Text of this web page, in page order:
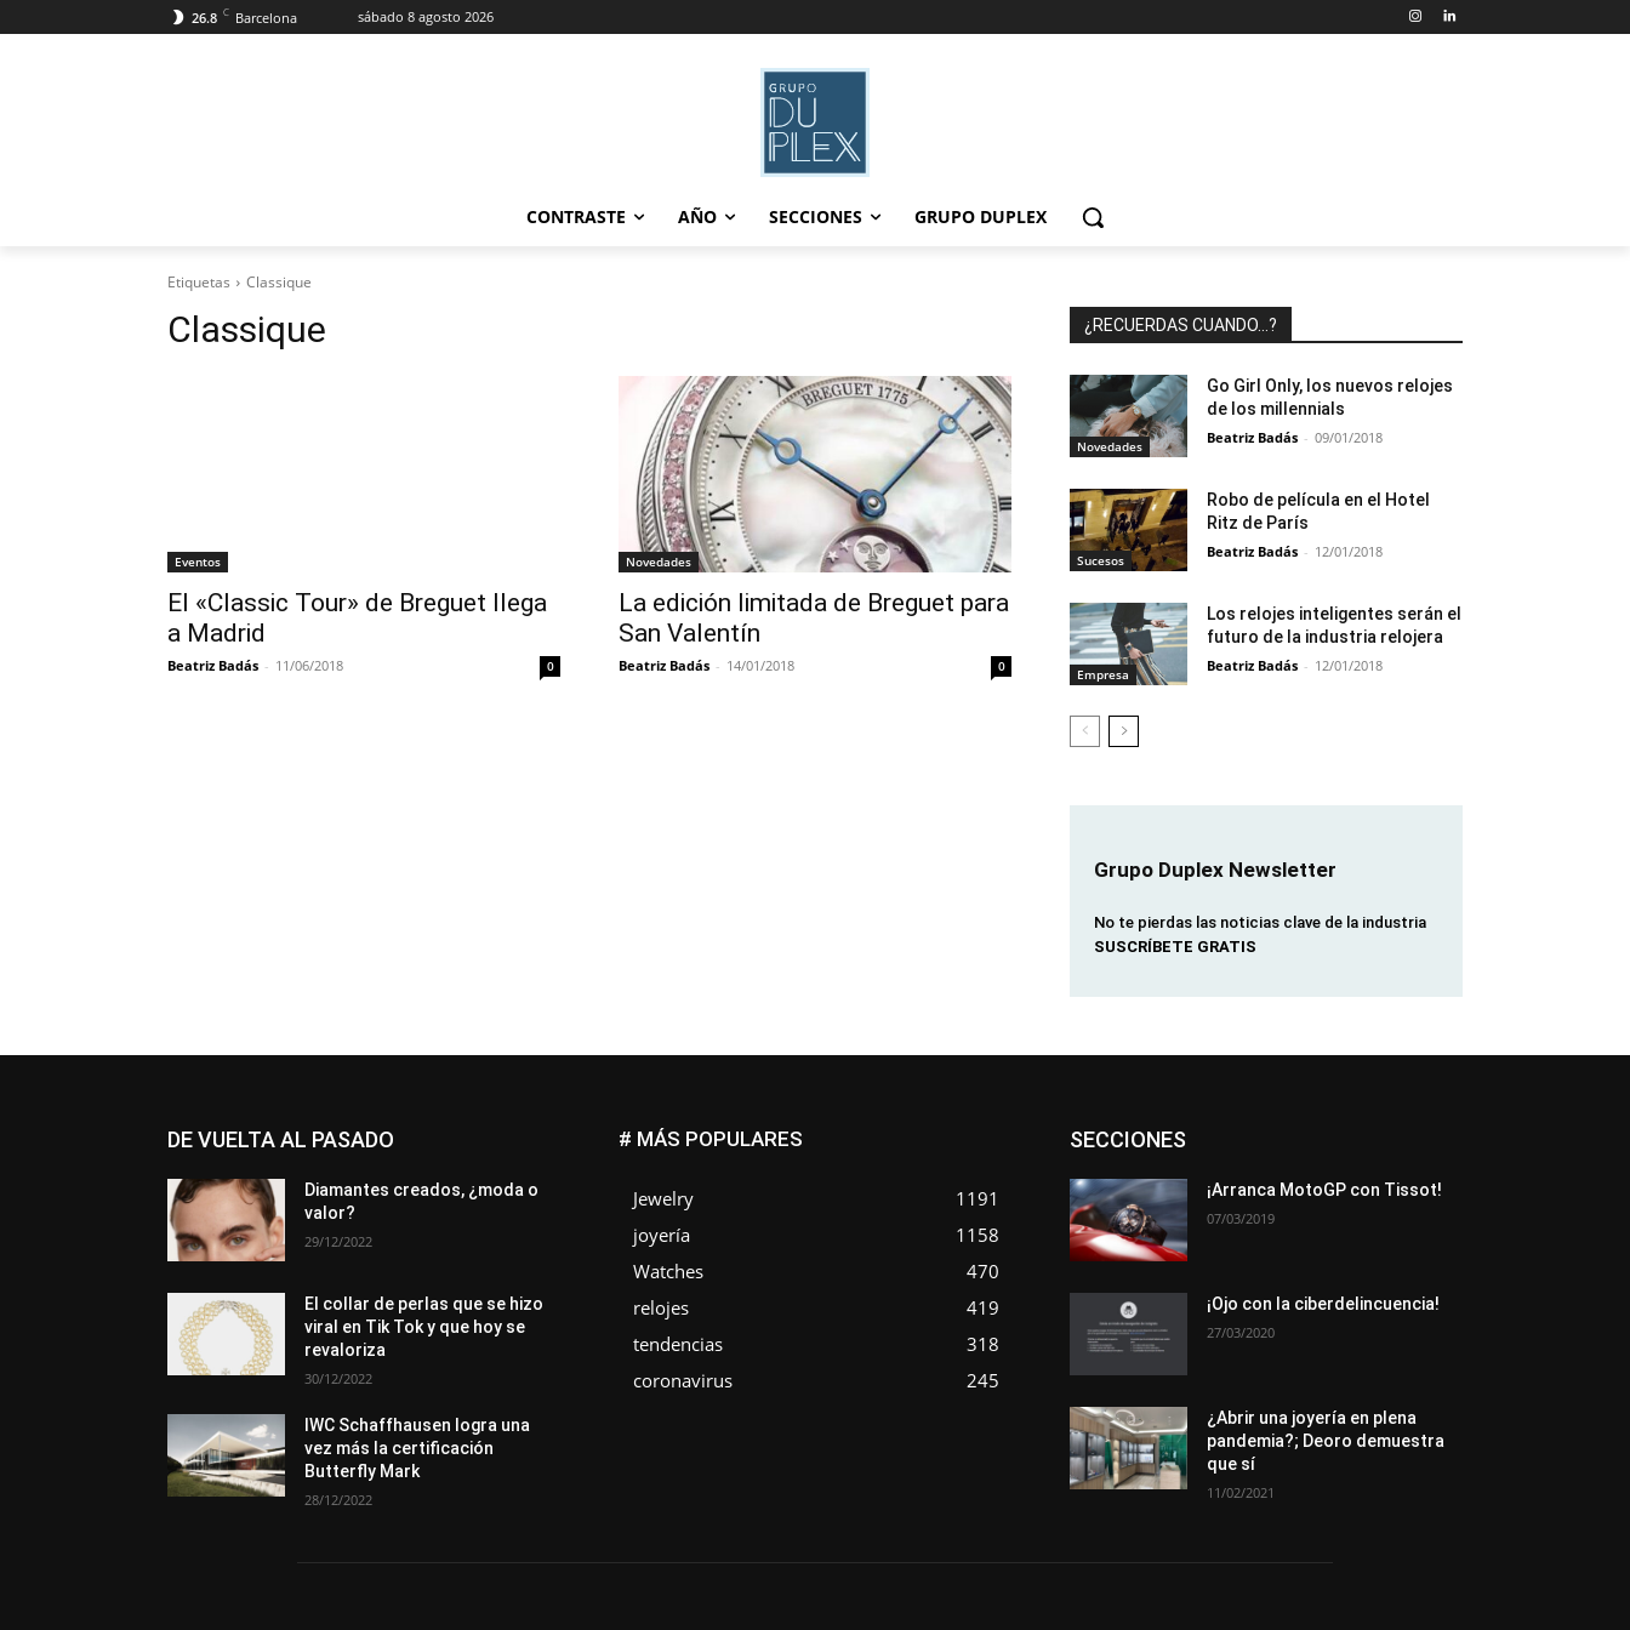
26.8 C Barcelona sábado 8 agosto 2026
CONTRASTE AÑO SECCIONES GRUPO DUPLEX
Etiquetas Classique
Classique
Eventos
El «Classic Tour» de Breguet llega
a Madrid
Beatriz Badás - 11/06/2018 0
Novedades
La edición limitada de Breguet para
San Valentín
Beatriz Badás - 14/01/2018 0
¿RECUERDAS CUANDO…?
Novedades
Go Girl Only, los nuevos relojes
de los millennials
Beatriz Badás - 09/01/2018
Sucesos
Robo de película en el Hotel
Ritz de París
Beatriz Badás - 12/01/2018
Empresa
Los relojes inteligentes serán el
futuro de la industria relojera
Beatriz Badás - 12/01/2018
Grupo Duplex Newsletter
No te pierdas las noticias clave de la industria
SUSCRÍBETE GRATIS
DE VUELTA AL PASADO
Diamantes creados, ¿moda o
valor?
29/12/2022
El collar de perlas que se hizo
viral en Tik Tok y que hoy se
revaloriza
30/12/2022
IWC Schaffhausen logra una
vez más la certificación
Butterfly Mark
28/12/2022
# MÁS POPULARES
Jewelry
1191
joyería
1158
Watches
470
relojes
419
tendencias
318
coronavirus
245
SECCIONESAsociaciones
Entrevistas
La Pluma de Pedro Pérez
Metales
Novedades
¡Arranca MotoGP con Tissot!
07/03/2019
¡Ojo con la ciberdelincuencia!
27/03/2020
¿Abrir una joyería en plena
pandemia?; Deoro demuestra
que sí
11/02/2021